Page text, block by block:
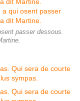
passer dessous.